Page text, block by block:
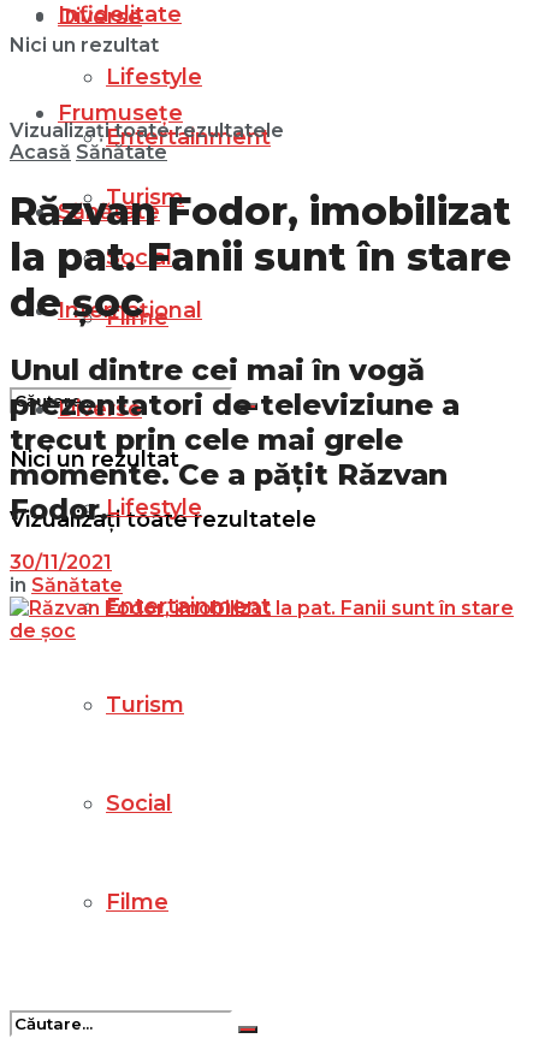
Diverse
Lifestyle
Entertainment
Turism
Social
Filme
Nici un rezultat
Vizualizați toate rezultatele
Infidelitate
Frumusețe
Sănătate
Internațional
Diverse
Lifestyle
Entertainment
Turism
Social
Filme
Nici un rezultat
Vizualizați toate rezultatele
Acasă Sănătate
Răzvan Fodor, imobilizat
la pat. Fanii sunt în stare
de șoc
Unul dintre cei mai în vogă
prezentatori de televiziune a
trecut prin cele mai grele
momente. Ce a pățit Răzvan
Fodor.
30/11/2021
in Sănătate